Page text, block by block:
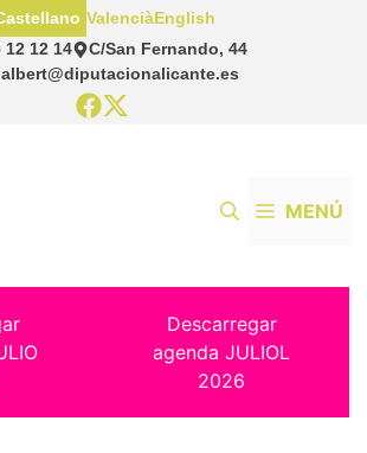
12 12 14
C/San Fernando, 44
ValenciàEnglish
MENÚ
Descarregar
agenda JULIOL
2026